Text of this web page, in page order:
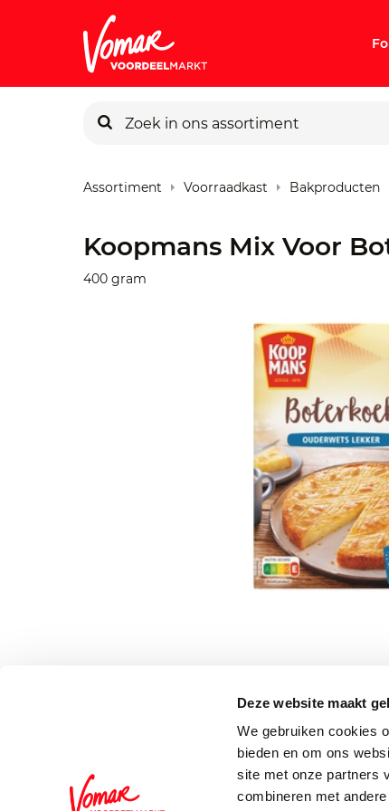
Deze website maakt
We gebruiken cookies
bieden en om ons
site met onze partners
combineren met
Assortiment Voorraadkast Bakproducten
Koopmans Mix Voor
400 gram
Schrijf je in voor de